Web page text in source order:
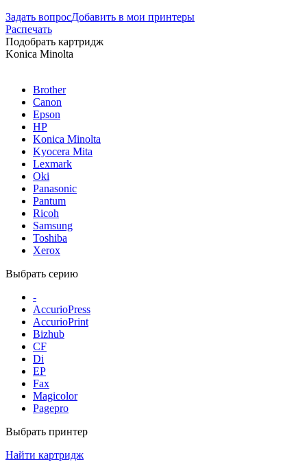
Задать вопросДобавить в мои принтеры
Распечать
Подобрать картридж
Konica Minolta
Brother
Canon
Epson
HP
Konica Minolta
Kyocera Mita
Lexmark
Oki
Panasonic
Pantum
Ricoh
Samsung
Toshiba
Xerox
Выбрать серию
-
AccurioPress
AccurioPrint
Bizhub
CF
Di
EP
Fax
Magicolor
Pagepro
Выбрать принтер
Найти картридж